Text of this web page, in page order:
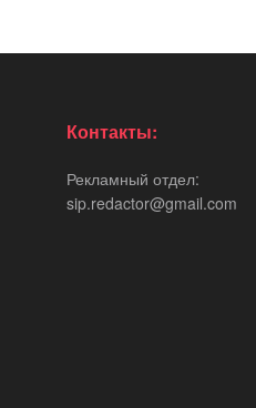
Контакты:
Рекламный отдел:
sip.redactor@gmail.com